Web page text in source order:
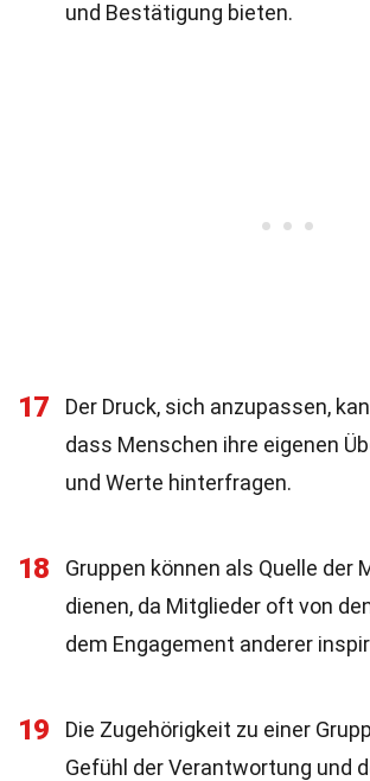
und Bestätigung bieten.
17
Der Druck, sich anzupassen,
dass Menschen ihre eigenen
und Werte hinterfragen.
18
Gruppen können als Quelle der
dienen, da Mitglieder oft von
dem Engagement anderer
19
Die Zugehörigkeit zu einer
Gefühl der Verantwortung und